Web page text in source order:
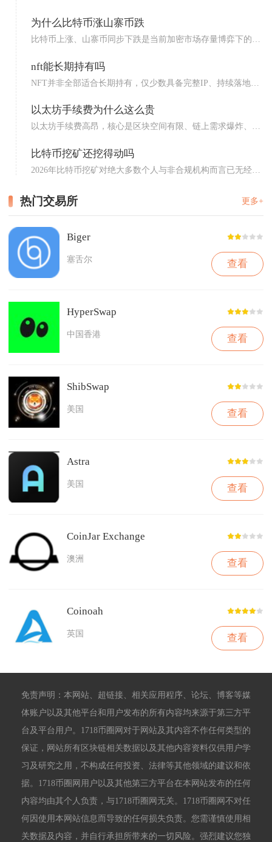
为什么比特币涨山寨币跌
比特币上涨、山寨币同步下跌是当前加密市场存量博弈下的典
nft能长期持有吗
NFT并非全部适合长期持有，仅少数具备完整IP、持续落地应
以太坊手续费为什么这么贵
以太坊手续费高昂，核心是区块空间有限、链上需求爆炸、
比特币挖矿还挖得动吗
2026年比特币挖矿对绝大多数个人与非合规机构而言已无经济
热门交易所 更多+
Biger
塞舌尔 查看
HyperSwap
中国香港 查看
ShibSwap
美国 查看
Astra
美国 查看
CoinJar Exchange
澳洲 查看
Coinoah
英国 查看
免责声明：本网站、超链接、相关应用程序、论坛、博客等媒
体账户以及其他平台和用户发布的所有内容均来源于第三方平
台及平台用户。1718币圈网对于网站及其内容不作任何类型的
保证，网站所有区块链相关数据以及其他内容资料仅供用户学
习及研究之用，不构成任何投资、法律等其他领域的建议和依
据。1718币圈网用户以及其他第三方平台在本网站发布的任何
内容均由其个人负责，与1718币圈网无关。1718币圈网不对任
何因使用本网站信息而导致的任何损失负责。您需谨慎使用相
关数据及内容，并自行承担所带来的一切风险。强烈建议您独